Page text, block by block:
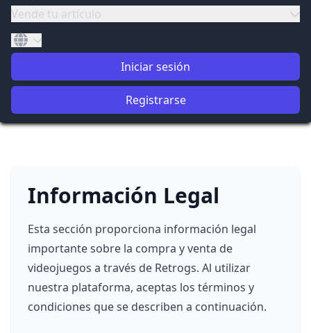
Vende tu artículo
Iniciar sesión
Registrarse
Información Legal
Esta sección proporciona información legal
importante sobre la compra y venta de
videojuegos a través de Retrogs. Al utilizar
nuestra plataforma, aceptas los términos y
condiciones que se describen a continuación.